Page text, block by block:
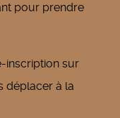
pour prendre
inscription sur
déplacer à la